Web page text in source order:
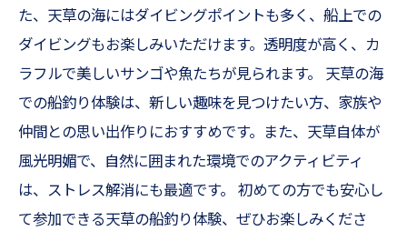
た、天草の海にはダイビングポイントも多く、船上での
ダイビングもお楽しみいただけます。透明度が高く、カ
ラフルで美しいサンゴや魚たちが見られます。 天草の海
での船釣り体験は、新しい趣味を見つけたい方、家族や
仲間との思い出作りにおすすめです。また、天草自体が
風光明媚で、自然に囲まれた環境でのアクティビティ
は、ストレス解消にも最適です。 初めての方でも安心し
て参加できる天草の船釣り体験、ぜひお楽しみくださ